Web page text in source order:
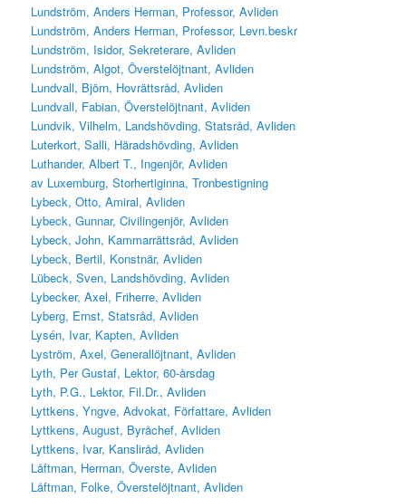
Lundström, Anders Herman, Professor, Avliden
Lundström, Anders Herman, Professor, Levn.beskr
Lundström, Isidor, Sekreterare, Avliden
Lundström, Algot, Överstelöjtnant, Avliden
Lundvall, Björn, Hovrättsråd, Avliden
Lundvall, Fabian, Överstelöjtnant, Avliden
Lundvik, Vilhelm, Landshövding, Statsråd, Avliden
Luterkort, Salli, Häradshövding, Avliden
Luthander, Albert T., Ingenjör, Avliden
av Luxemburg, Storhertiginna, Tronbestigning
Lybeck, Otto, Amiral, Avliden
Lybeck, Gunnar, Civilingenjör, Avliden
Lybeck, John, Kammarrättsråd, Avliden
Lybeck, Bertil, Konstnär, Avliden
Lübeck, Sven, Landshövding, Avliden
Lybecker, Axel, Friherre, Avliden
Lyberg, Ernst, Statsråd, Avliden
Lysén, Ivar, Kapten, Avliden
Lyström, Axel, Generallöjtnant, Avliden
Lyth, Per Gustaf, Lektor, 60-årsdag
Lyth, P.G., Lektor, Fil.Dr., Avliden
Lyttkens, Yngve, Advokat, Författare, Avliden
Lyttkens, August, Byråchef, Avliden
Lyttkens, Ivar, Kansliråd, Avliden
Låftman, Herman, Överste, Avliden
Låftman, Folke, Överstelöjtnant, Avliden